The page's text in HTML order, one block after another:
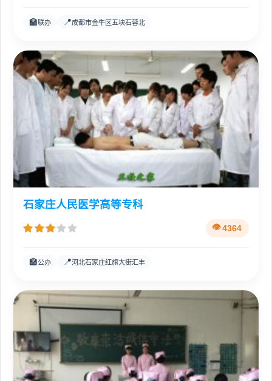
🏫联办 📍成都市金牛区五块石蓉北
石家庄人民医学高等专科
4364
🏫公办 📍河北石家庄红旗大街汇丰